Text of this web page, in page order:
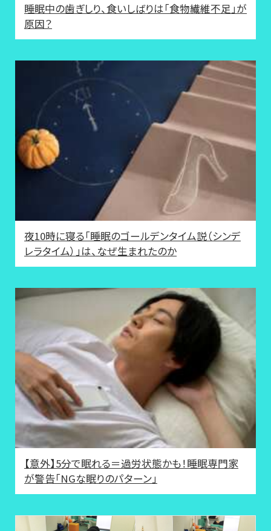
睡眠中の歯ぎしり、食いしばりは「食物繊維不足」が
原因？
夜10時に寝る「睡眠のゴールデンタイム説（シンデ
レラタイム）」は、なぜ生まれたのか
【意外】5分で眠れる＝過労状態かも！睡眠専門家
が警告「NGな眠りのパターン」